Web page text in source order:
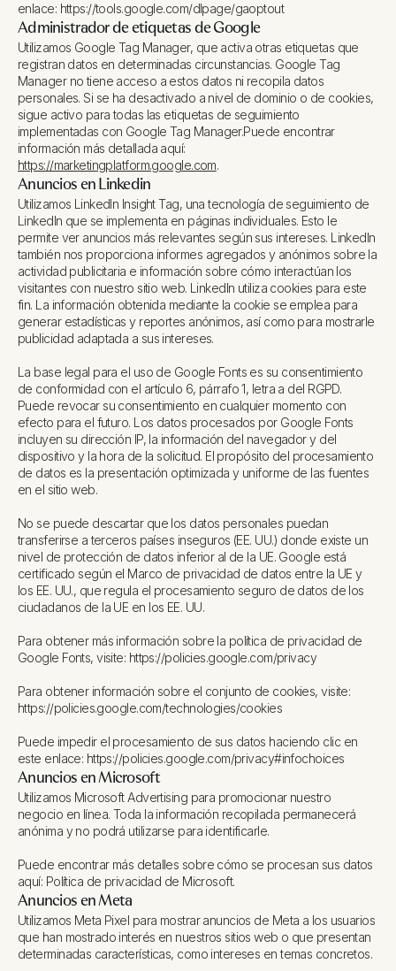
enlace: https://tools.google.com/dlpage/gaoptout
Administrador de etiquetas de Google
Utilizamos Google Tag Manager, que activa otras etiquetas que
registran datos en determinadas circunstancias. Google Tag
Manager no tiene acceso a estos datos ni recopila datos
personales. Si se ha desactivado a nivel de dominio o de cookies,
sigue activo para todas las etiquetas de seguimiento
implementadas con Google Tag Manager.Puede encontrar
información más detallada aquí:
https://marketingplatform.google.com.
Anuncios en Linkedin
Utilizamos LinkedIn Insight Tag, una tecnología de seguimiento de
LinkedIn que se implementa en páginas individuales. Esto le
permite ver anuncios más relevantes según sus intereses. LinkedIn
también nos proporciona informes agregados y anónimos sobre la
actividad publicitaria e información sobre cómo interactúan los
visitantes con nuestro sitio web. LinkedIn utiliza cookies para este
fin. La información obtenida mediante la cookie se emplea para
generar estadísticas y reportes anónimos, así como para mostrarle
publicidad adaptada a sus intereses.
La base legal para el uso de Google Fonts es su consentimiento
de conformidad con el artículo 6, párrafo 1, letra a del RGPD.
Puede revocar su consentimiento en cualquier momento con
efecto para el futuro. Los datos procesados por Google Fonts
incluyen su dirección IP, la información del navegador y del
dispositivo y la hora de la solicitud. El propósito del procesamiento
de datos es la presentación optimizada y uniforme de las fuentes
en el sitio web.
No se puede descartar que los datos personales puedan
transferirse a terceros países inseguros (EE. UU.) donde existe un
nivel de protección de datos inferior al de la UE. Google está
certificado según el Marco de privacidad de datos entre la UE y
los EE. UU., que regula el procesamiento seguro de datos de los
ciudadanos de la UE en los EE. UU.
Para obtener más información sobre la política de privacidad de
Google Fonts, visite: https://policies.google.com/privacy
Para obtener información sobre el conjunto de cookies, visite:
https://policies.google.com/technologies/cookies
Puede impedir el procesamiento de sus datos haciendo clic en
este enlace: https://policies.google.com/privacy#infochoices
Anuncios en Microsoft
Utilizamos Microsoft Advertising para promocionar nuestro
negocio en línea. Toda la información recopilada permanecerá
anónima y no podrá utilizarse para identificarle.
Puede encontrar más detalles sobre cómo se procesan sus datos
aquí: Política de privacidad de Microsoft.
Anuncios en Meta
Utilizamos Meta Pixel para mostrar anuncios de Meta a los usuarios
que han mostrado interés en nuestros sitios web o que presentan
determinadas características, como intereses en temas concretos.